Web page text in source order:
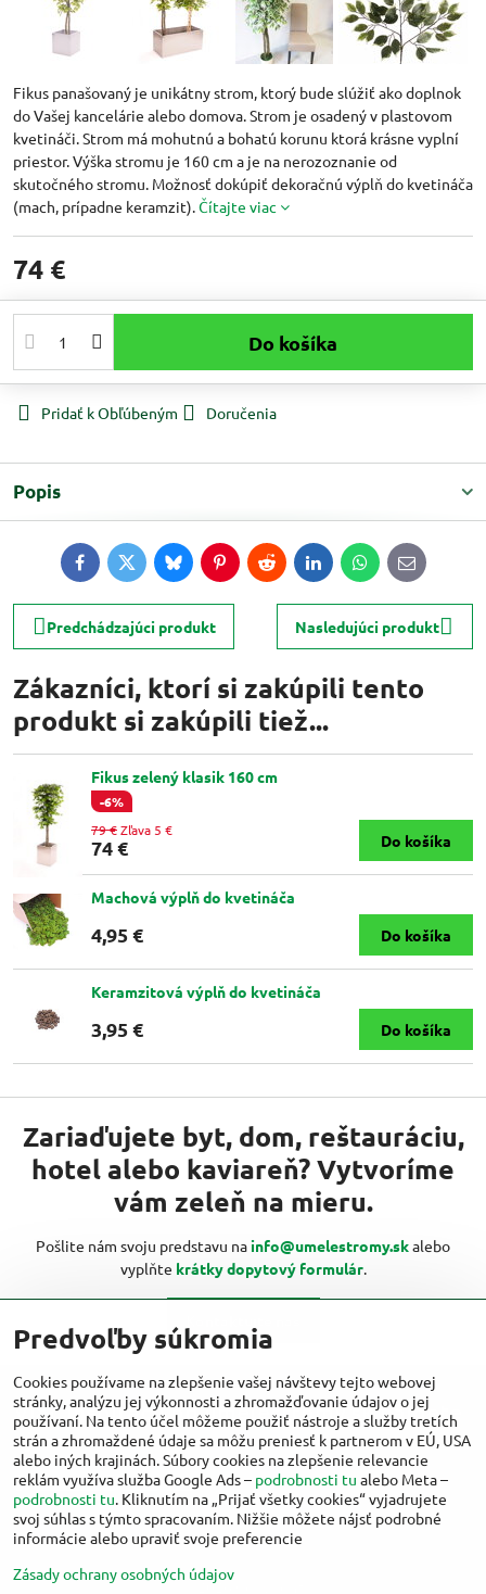
Fikus panašovaný je unikátny strom, ktorý bude slúžiť ako doplnok
do Vašej kancelárie alebo domova. Strom je osadený v plastovom
kvetináči. Strom má mohutnú a bohatú korunu ktorá krásne vyplní
priestor. Výška stromu je 160 cm a je na nerozoznanie od
skutočného stromu. Možnosť dokúpiť dekoračnú výplň do kvetináča
(mach, prípadne keramzit).Čítajte viac
74 €
Do košíka
Pridať k Obľúbeným Doručenia
Popis
FacebookTwitterBlueskyPinterestRedditLinkedInWhatsApp
E-
mail
Predchádzajúci produkt Nasledujúci produkt
Zákazníci, ktorí si zakúpili tento
produkt si zakúpili tiež...
Fikus zelený klasik 160 cm
-6%
74 €
79 €Zľava 5 €
Do košíka
Machová výplň do kvetináča
4,95 € Do košíka
Keramzitová výplň do kvetináča
3,95 € Do košíka
Zariaďujete byt, dom, reštauráciu,
hotel alebo kaviareň? Vytvoríme
vám zeleň na mieru.
Pošlite nám svoju predstavu na info@umelestromy.skalebo
vyplňte krátky dopytový formulár.
Viac inšpirácií od umelestromy.sk nájdete
aj na:
Facebook Instagram
©2026
Predvoľby súkromia
Cookies používame na zlepšenie vašej návštevy tejto webovej
stránky, analýzu jej výkonnosti a zhromažďovanie údajov o jej
používaní. Na tento účel môžeme použiť nástroje a služby tretích
strán a zhromaždené údaje sa môžu preniesť k partnerom v EÚ, USA
alebo iných krajinách. Súbory cookies na zlepšenie relevancie
reklám využíva služba Google Ads – podrobnosti tu alebo Meta –
podrobnosti tu. Kliknutím na „Prijať všetky cookies“ vyjadrujete
svoj súhlas s týmto spracovaním. Nižšie môžete nájsť podrobné
informácie alebo upraviť svoje preferencie
Zásady ochrany osobných údajov